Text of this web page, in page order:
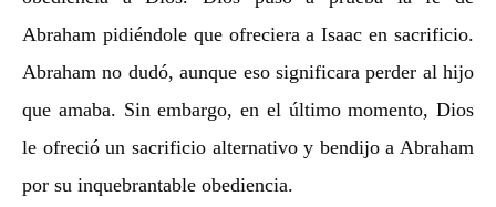
Abraham pidiéndole que ofreciera a Isaac en sacrificio.
Abraham no dudó, aunque eso significara perder al hijo
que amaba. Sin embargo, en el último momento, Dios
le ofreció un sacrificio alternativo y bendijo a Abraham
por su inquebrantable obediencia.